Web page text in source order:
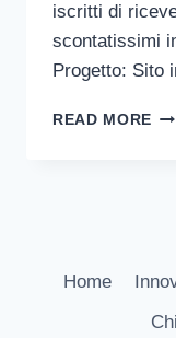
iscritti di
scontatissimi
Progetto: Sito
READ MORE
Home